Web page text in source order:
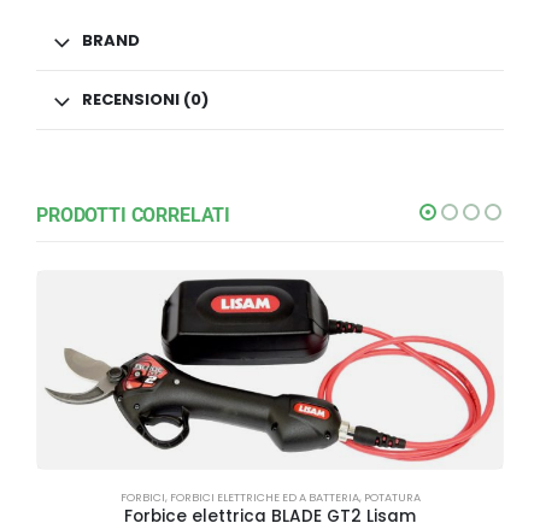
BRAND
RECENSIONI (0)
PRODOTTI CORRELATI
FORBICI, FORBICI ELETTRICHE ED A BATTERIA, POTATURA
Forbice elettrica BLADE GT2 Lisam